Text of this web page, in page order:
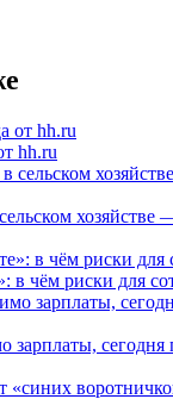
hh.ru
хозяйстве
в чём риски для
зарплаты, сегодня